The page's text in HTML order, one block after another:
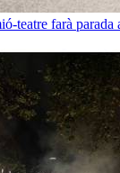
teatre farà parada